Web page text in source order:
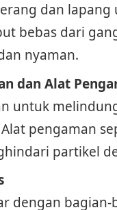
dan
bebas dari
nyaman.
dan Alat
untuk
pengaman
partikel
dengan